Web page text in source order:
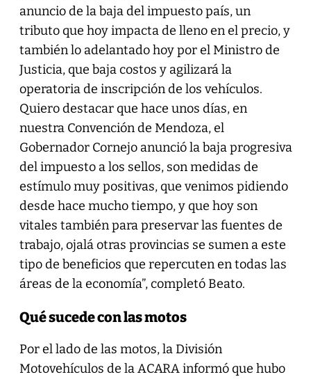
anuncio de la baja del impuesto país, un
tributo que hoy impacta de lleno en el precio, y
también lo adelantado hoy por el Ministro de
Justicia, que baja costos y agilizará la
operatoria de inscripción de los vehículos.
Quiero destacar que hace unos días, en
nuestra Convención de Mendoza, el
Gobernador Cornejo anunció la baja progresiva
del impuesto a los sellos, son medidas de
estímulo muy positivas, que venimos pidiendo
desde hace mucho tiempo, y que hoy son
vitales también para preservar las fuentes de
trabajo, ojalá otras provincias se sumen a este
tipo de beneficios que repercuten en todas las
áreas de la economía”, completó Beato.
Qué sucede con las motos
Por el lado de las motos, la División
Motovehículos de la ACARA informó que hubo